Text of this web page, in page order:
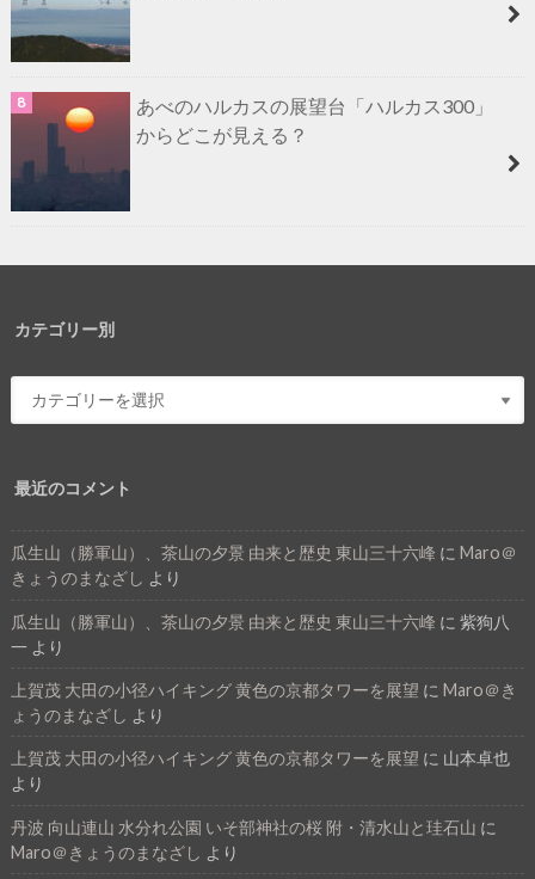
あべのハルカスの展望台「ハルカス300」
からどこが見える？
カテゴリー別
最近のコメント
瓜生山（勝軍山）、茶山の夕景 由来と歴史 東山三十六峰 に Maro＠
きょうのまなざし より
瓜生山（勝軍山）、茶山の夕景 由来と歴史 東山三十六峰 に 紫狗八
一 より
上賀茂 大田の小径ハイキング 黄色の京都タワーを展望 に Maro＠き
ょうのまなざし より
上賀茂 大田の小径ハイキング 黄色の京都タワーを展望 に 山本卓也
より
丹波 向山連山 水分れ公園 いそ部神社の桜 附・清水山と珪石山 に
Maro＠きょうのまなざし より